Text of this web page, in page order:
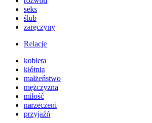
seks
ślub
zaręczyny
Relacje
kobieta
kłótnia
małżeństwo
mężczyzna
miłość
narzeczeni
przyjaźń